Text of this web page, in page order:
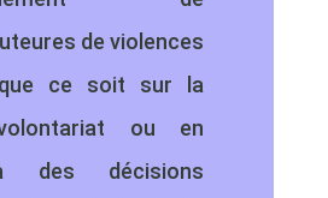
de violences
que ce soit sur la
ou en
des décisions